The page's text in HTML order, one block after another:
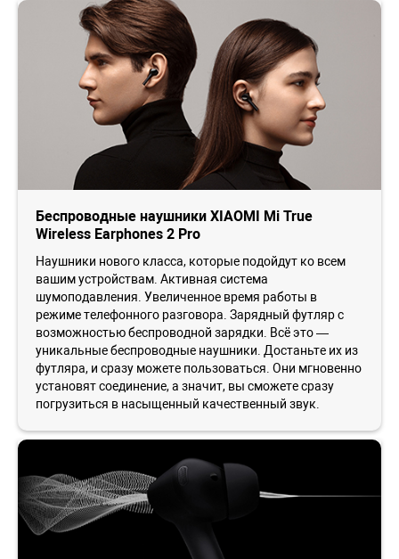
Беспроводные наушники XIAOMI Mi True
Wireless Earphones 2 Pro
Наушники нового класса, которые подойдут ко всем
вашим устройствам. Активная система
шумоподавления. Увеличенное время работы в
режиме телефонного разговора. Зарядный футляр с
возможностью беспроводной зарядки. Всё это —
уникальные беспроводные наушники. Достаньте их из
футляра, и сразу можете пользоваться. Они мгновенно
установят соединение, а значит, вы сможете сразу
погрузиться в насыщенный качественный звук.